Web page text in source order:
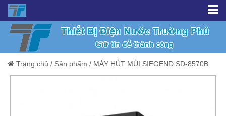
Trang chủ / Sản phẩm / MÁY HÚT MÙI SIEGEND SD-8570B